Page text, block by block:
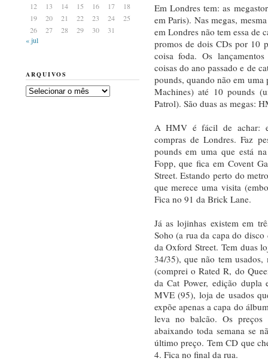
Em Londres tem: as
em Paris). Nas megas,
em Londres não tem essa de
promos de dois CDs por 10
coisa foda. Os
coisas do ano passado e de
pounds, quando não em
Machines) até 10 pounds
Patrol). São duas as megas:
A HMV é fácil de achar:
compras de Londres. Faz
pounds em uma que está
Fopp, que fica em Covent
Street. Estando perto do
que merece uma visita
Fica no 91 da Brick Lane.
Já as lojinhas existem em
Soho (a rua da capa do disco
da Oxford Street. Tem duas
34/35), que não tem
(comprei o Rated R, do
da Cat Power, edição
MVE (95), loja de usados
expõe apenas a capa do
leva no balcão. Os preços
abaixando toda semana se
último preço. Tem CD que
4. Fica no final da rua.
12
13 14 15 16 17
18
19
20 21 22 23 24
25
26
27 28 29 30
31
« jul
ARQUIVOS
Arquivos